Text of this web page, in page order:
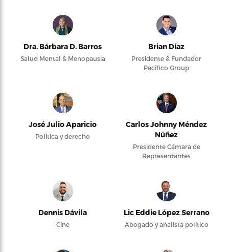
Dra. Bárbara D. Barros
Salud Mental & Menopausia
Brian Díaz
Presidente & Fundador
Pacifico Group
José Julio Aparicio
Política y derecho
Carlos Johnny Méndez
Núñez
Presidente Cámara de
Representantes
Dennis Dávila
Cine
Lic Eddie López Serrano
Abogado y analista político